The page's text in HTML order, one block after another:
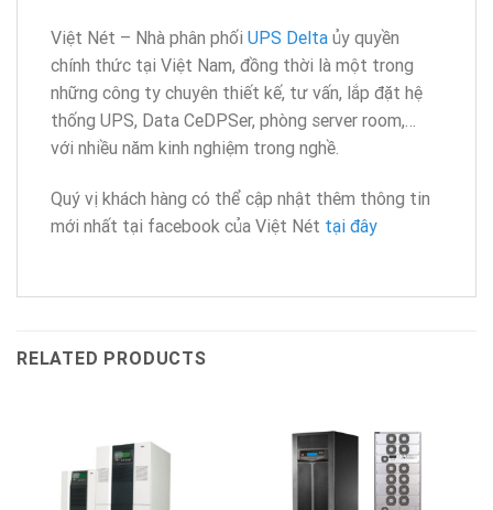
Việt Nét – Nhà phân phối UPS Delta ủy quyền
chính thức tại Việt Nam, đồng thời là một trong
những công ty chuyên thiết kế, tư vấn, lắp đặt hệ
thống UPS, Data CeDPSer, phòng server room,…
với nhiều năm kinh nghiệm trong nghề.
Quý vị khách hàng có thể cập nhật thêm thông tin
mới nhất tại facebook của Việt Nét tại đây
RELATED PRODUCTS